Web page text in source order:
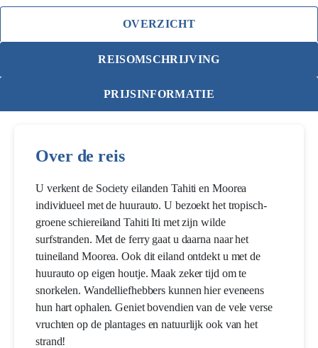
OVERZICHT
REISOMSCHRIJVING
PRIJSINFORMATIE
Over de reis
U verkent de Society eilanden Tahiti en Moorea
individueel met de huurauto. U bezoekt het tropisch-
groene schiereiland Tahiti Iti met zijn wilde
surfstranden. Met de ferry gaat u daarna naar het
tuineiland Moorea. Ook dit eiland ontdekt u met de
huurauto op eigen houtje. Maak zeker tijd om te
snorkelen. Wandelliefhebbers kunnen hier eveneens
hun hart ophalen. Geniet bovendien van de vele verse
vruchten op de plantages en natuurlijk ook van het
strand!